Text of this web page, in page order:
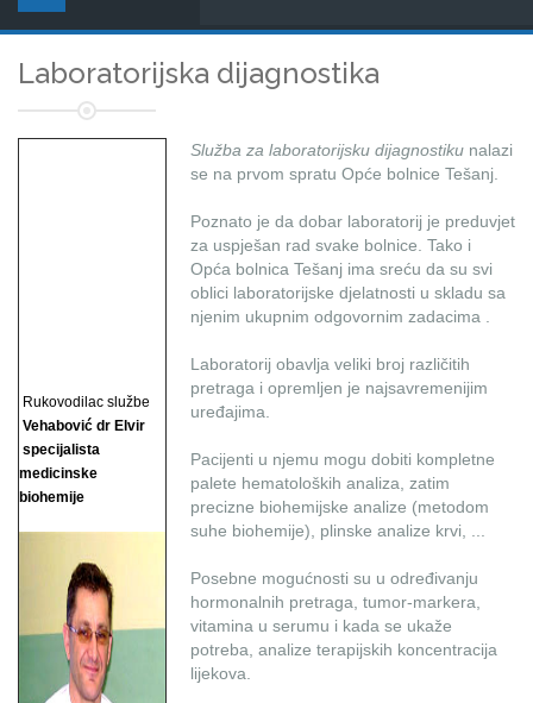
Laboratorijska dijagnostika
Rukovodilac službe
Vehabović dr Elvir
specijalista
medicinske
biohemije
Služba za laboratorijsku dijagnostiku nalazi
se na prvom spratu Opće bolnice Tešanj.
Poznato je da dobar laboratorij je preduvjet
za uspješan rad svake bolnice. Tako i
Opća bolnica Tešanj ima sreću da su svi
oblici laboratorijske djelatnosti u skladu sa
njenim ukupnim odgovornim zadacima .
Laboratorij obavlja veliki broj različitih
pretraga i opremljen je najsavremenijim
uređajima.
Pacijenti u njemu mogu dobiti kompletne
palete hematoloških analiza, zatim
precizne biohemijske analize (metodom
suhe biohemije), plinske analize krvi, ...
Posebne mogućnosti su u određivanju
hormonalnih pretraga, tumor-markera,
vitamina u serumu i kada se ukaže
potreba, analize terapijskih koncentracija
lijekova.